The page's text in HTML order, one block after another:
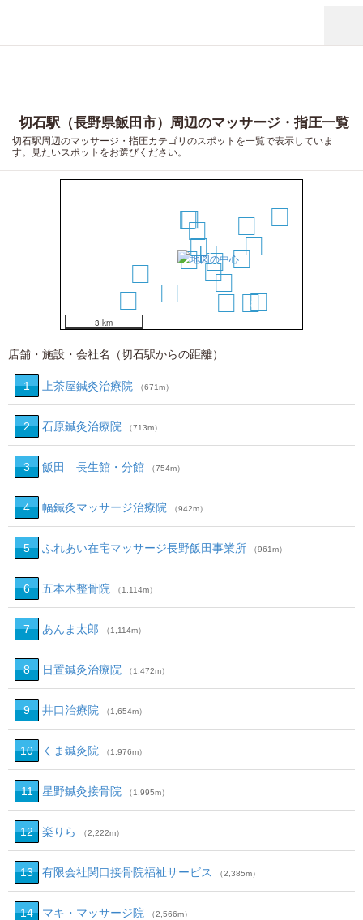
切石駅（長野県飯田市）周辺のマッサージ・指圧一覧
切石駅周辺のマッサージ・指圧カテゴリのスポットを一覧で表示していま
す。見たいスポットをお選びください。
1
2
3
45
6
78
9
12
13
15
18
3 km
店舗・施設・会社名（切石駅からの距離）
1 上茶屋鍼灸治療院 （671m）
2 石原鍼灸治療院 （713m）
3 飯田 長生館・分館 （754m）
4 幅鍼灸マッサージ治療院 （942m）
5 ふれあい在宅マッサージ長野飯田事業所 （961m）
6 五本木整骨院 （1,114m）
7 あんま太郎 （1,114m）
8 日置鍼灸治療院 （1,472m）
9 井口治療院 （1,654m）
10 くま鍼灸院 （1,976m）
11 星野鍼灸接骨院 （1,995m）
12 楽りら （2,222m）
13 有限会社関口接骨院福祉サービス （2,385m）
14 マキ・マッサージ院 （2,566m）